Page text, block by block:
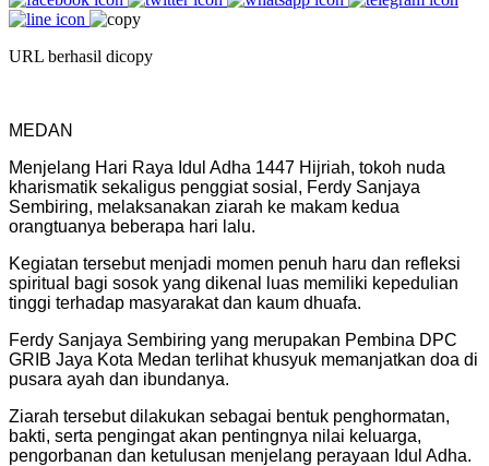
URL berhasil dicopy
MEDAN
Menjelang Hari Raya Idul Adha 1447 Hijriah, tokoh nuda
kharismatik sekaligus penggiat sosial, Ferdy Sanjaya
Sembiring, melaksanakan ziarah ke makam kedua
orangtuanya beberapa hari lalu.
Kegiatan tersebut menjadi momen penuh haru dan refleksi
spiritual bagi sosok yang dikenal luas memiliki kepedulian
tinggi terhadap masyarakat dan kaum dhuafa.
Ferdy Sanjaya Sembiring yang merupakan Pembina DPC
GRIB Jaya Kota Medan terlihat khusyuk memanjatkan doa di
pusara ayah dan ibundanya.
Ziarah tersebut dilakukan sebagai bentuk penghormatan,
bakti, serta pengingat akan pentingnya nilai keluarga,
pengorbanan dan ketulusan menjelang perayaan Idul Adha.